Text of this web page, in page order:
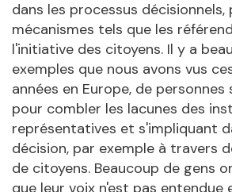
dans les processus décisionnels,
mécanismes tels que les
l'initiative des citoyens. Il y a
exemples que nous avons vus
années en Europe, de personnes
pour combler les lacunes des
représentatives et s'impliquant
décision, par exemple à travers
de citoyens. Beaucoup de gens
que leur voix n'est pas entendue